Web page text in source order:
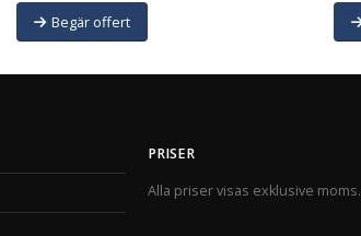
Begär offert
PRISER
Alla priser visas exklusive moms.